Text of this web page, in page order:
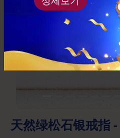
天然绿松石银戒指